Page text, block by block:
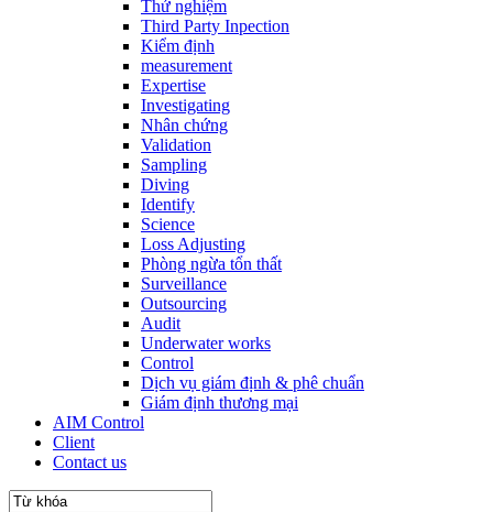
Thử nghiệm
Third Party Inpection
Kiểm định
measurement
Expertise
Investigating
Nhân chứng
Validation
Sampling
Diving
Identify
Science
Loss Adjusting
Phòng ngừa tổn thất
Surveillance
Outsourcing
Audit
Underwater works
Control
Dịch vụ giám định & phê chuẩn
Giám định thương mại
AIM Control
Client
Contact us